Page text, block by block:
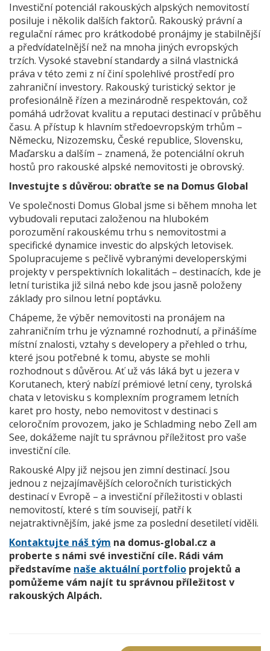
Investiční potenciál rakouských alpských nemovitostí
posiluje i několik dalších faktorů. Rakouský právní a
regulační rámec pro krátkodobé pronájmy je stabilnější
a předvídatelnější než na mnoha jiných evropských
trzích. Vysoké stavební standardy a silná vlastnická
práva v této zemi z ní činí spolehlivé prostředí pro
zahraniční investory. Rakouský turistický sektor je
profesionálně řízen a mezinárodně respektován, což
pomáhá udržovat kvalitu a reputaci destinací v průběhu
času. A přístup k hlavním středoevropským trhům –
Německu, Nizozemsku, České republice, Slovensku,
Maďarsku a dalším – znamená, že potenciální okruh
hostů pro rakouské alpské nemovitosti je obrovský.
Investujte s důvěrou: obraťte se na Domus Global
Ve společnosti Domus Global jsme si během mnoha let
vybudovali reputaci založenou na hlubokém
porozumění rakouskému trhu s nemovitostmi a
specifické dynamice investic do alpských letovisek.
Spolupracujeme s pečlivě vybranými developerskými
projekty v perspektivních lokalitách – destinacích, kde je
letní turistika již silná nebo kde jsou jasně položeny
základy pro silnou letní poptávku.
Chápeme, že výběr nemovitosti na pronájem na
zahraničním trhu je významné rozhodnutí, a přinášíme
místní znalosti, vztahy s developery a přehled o trhu,
které jsou potřebné k tomu, abyste se mohli
rozhodnout s důvěrou. Ať už vás láká byt u jezera v
Korutanech, který nabízí prémiové letní ceny, tyrolská
chata v letovisku s komplexním programem letních
karet pro hosty, nebo nemovitost v destinaci s
celoročním provozem, jako je Schladming nebo Zell am
See, dokážeme najít tu správnou příležitost pro vaše
investiční cíle.
Rakouské Alpy již nejsou jen zimní destinací. Jsou
jednou z nejzajímavějších celoročních turistických
destinací v Evropě – a investiční příležitosti v oblasti
nemovitostí, které s tím souvisejí, patří k
nejatraktivnějším, jaké jsme za poslední desetiletí viděli.
Kontaktujte náš tým na domus-global.cz a
proberte s námi své investiční cíle. Rádi vám
představíme naše aktuální portfolio projektů a
pomůžeme vám najít tu správnou příležitost v
rakouských Alpách.